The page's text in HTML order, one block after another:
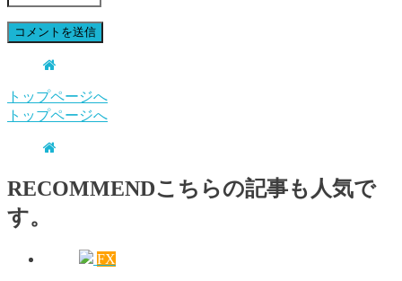
トップページへ
トップページへ
RECOMMENDこちらの記事も人気で
す。
FX